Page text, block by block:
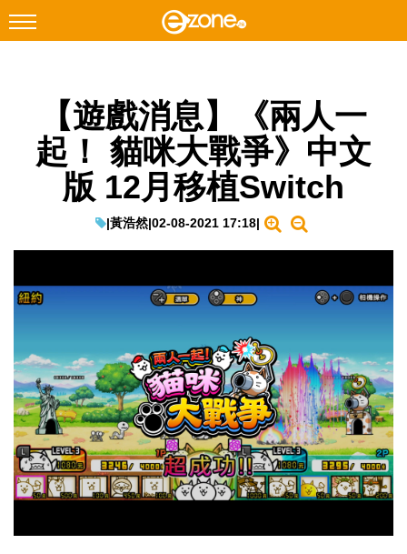
Facebook Instagram
科技焦點
教學評測
EduTech
生成式AI與雲端應用
Enterprise Digital Transformation
特集
【遊戲消息】《兩人一
起！ 貓咪大戰爭》中文
版 12月移植Switch
|黃浩然|02-08-2021 17:18|